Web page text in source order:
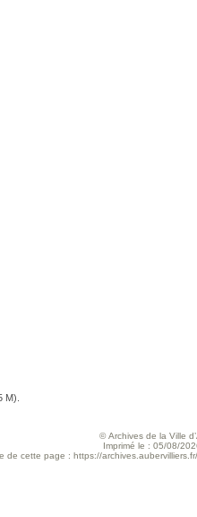
M).
© Archives de la Ville
Imprimé le : 05/08/
de cette page : https://